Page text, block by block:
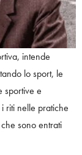
intende
lo sport, le
sportive e
riti nelle pratiche
sono entrati